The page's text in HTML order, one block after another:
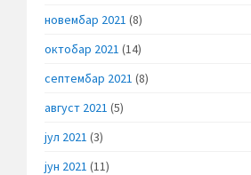
новембар 2021 (8)
октобар 2021 (14)
септембар 2021 (8)
август 2021 (5)
јул 2021 (3)
јун 2021 (11)